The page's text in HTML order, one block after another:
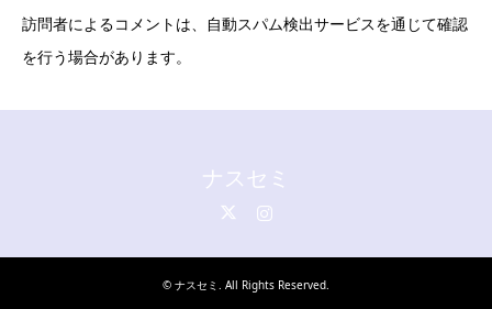
訪問者によるコメントは、自動スパム検出サービスを通じて確認
を行う場合があります。
ナスセミ
© ナスセミ . All Rights Reserved.